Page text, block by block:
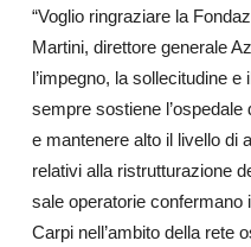
“Voglio ringraziare la
Martini, direttore generale
l’impegno, la sollecitudine
sempre sostiene
e mantenere alto il livello di
relativi alla ristrutturazione
sale operatorie confermano
Carpi nell’ambito della rete